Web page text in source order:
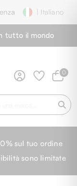
| Italiano
tutto il mondo
0
sul tuo ordine
sono limitate